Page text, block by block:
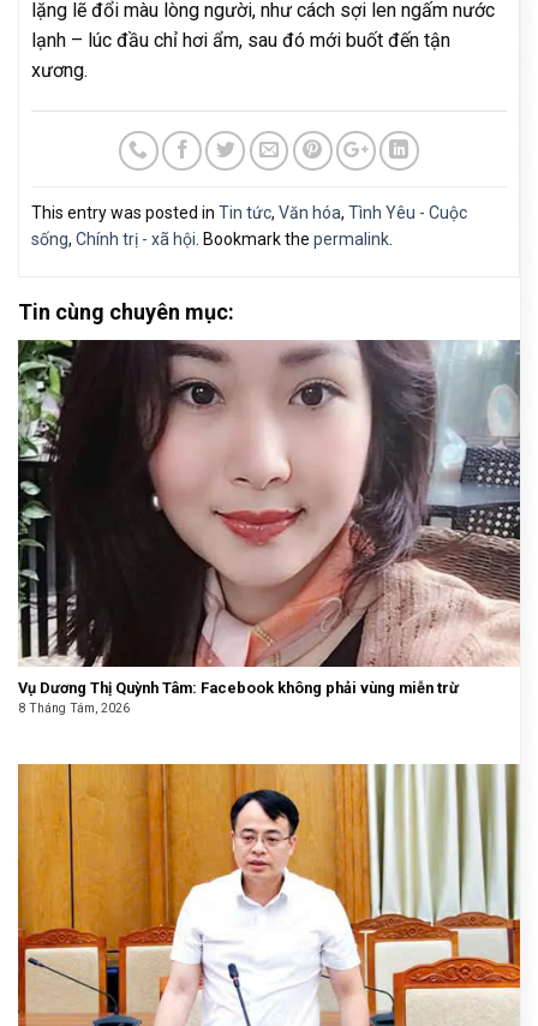
lặng lẽ đổi màu lòng người, như cách sợi len ngấm nước
lạnh – lúc đầu chỉ hơi ẩm, sau đó mới buốt đến tận
xương.
This entry was posted in Tin tức, Văn hóa, Tình Yêu - Cuộc
sống, Chính trị - xã hội . Bookmark the permalink
Tin cùng chuyên mục:
Vụ Dương Thị Quỳnh Tâm: Facebook không phải vùng miễn trừ
8 Tháng Tám, 2026